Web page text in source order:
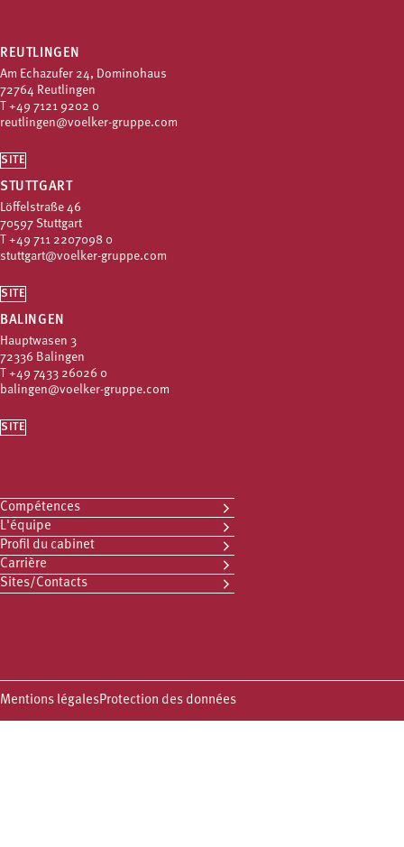
REUTLINGEN
Am Echazufer 24, Dominohaus
72764 Reutlingen
+49 7121 9202 0
reutlingen@voelker-gruppe.com
SITE
STUTTGART
Löffelstraße 46
70597 Stuttgart
+49 711 2207098 0
stuttgart@voelker-gruppe.com
SITE
BALINGEN
Hauptwasen 3
72336 Balingen
+49 7433 26026 0
balingen@voelker-gruppe.com
SITE
Compétences
L'équipe
Profil du cabinet
Carrière
Sites/Contacts
Mentions légalesProtection des données